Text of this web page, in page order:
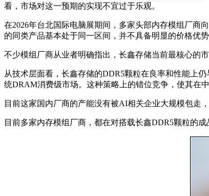
看，市场对这一预期的实现不宜过于乐观。
在2026年台北国际电脑展期间，多家头部内存模组厂商
的同类产品基本处于同一区间，并不具备明显的价格优势
不少模组厂商从业者明确指出，长鑫存储当前最核心的
从技术层面看，长鑫存储的DDR5颗粒在良率和性能上
统DRAM消费级市场。这种策略上的错位竞争，使其在
目前这家国内厂商的产能没有被AI相关企业大规模包走
目前多家内存模组厂商，都在对搭载长鑫DDR5颗粒的成